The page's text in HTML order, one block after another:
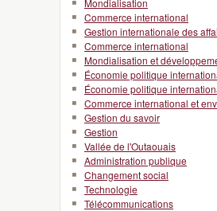
Mondialisation
Commerce international
Gestion internationale des
Commerce international
Mondialisation et
Économie politique
Économie politique
Commerce international et
Gestion du savoir
Gestion
Vallée de l'Outaouais
Administration publique
Changement social
Technologie
Télécommunications